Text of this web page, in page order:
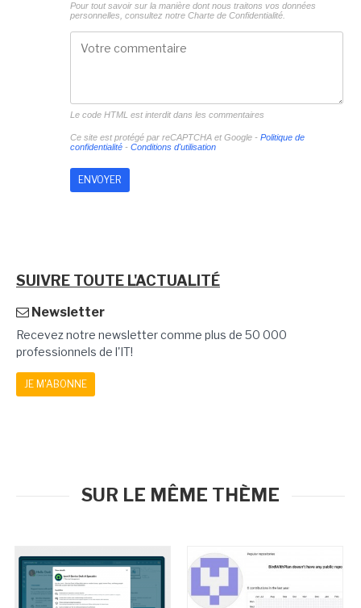
Pour tout savoir sur la manière dont nous traitons vos données
personnelles, consultez notre Charte de Confidentialité.
Le code HTML est interdit dans les commentaires
Ce site est protégé par reCAPTCHA et Google - Politique de
confidentialité- Conditions d'utilisation
SUIVRE TOUTE L'ACTUALITÉ
Newsletter
Recevez notre newsletter comme plus de 50 000
professionnels de l'IT!
JE M'ABONNE
SUR LE MÊME THÈME